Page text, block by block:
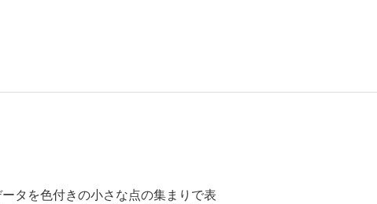
タを色付きの小さな点の集まりで表